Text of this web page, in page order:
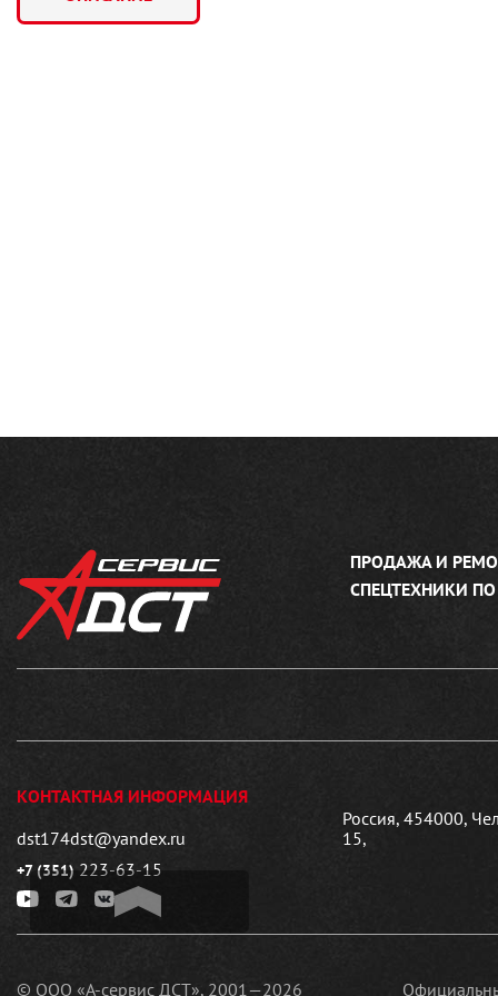
ПРОДАЖА И
СПЕЦТЕХНИКИ
КОНТАКТНАЯ ИНФОРМАЦИЯ
dst174dst@yandex.ru
+7 (351) 223-63-15
Россия, 454000,
15,
© ООО «А-сервис ДСТ», 2001—2026